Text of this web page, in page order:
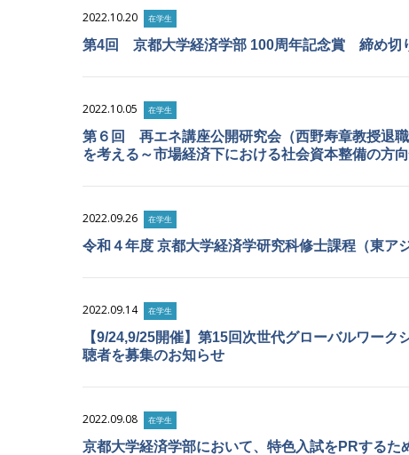
2022.10.20 在学生
第4回 京都大学経済学部 100周年記念賞 締め切
2022.10.05 在学生
第６回 再エネ講座公開研究会（西野寿章教授退
を考える～市場経済下における社会資本整備の
2022.09.26 在学生
令和４年度 京都大学経済学研究科修士課程（東ア
2022.09.14 在学生
【9/24,9/25開催】第15回次世代グローバルワー
聴者を募集のお知らせ
2022.09.08 在学生
京都大学経済学部において、特色入試をPRする